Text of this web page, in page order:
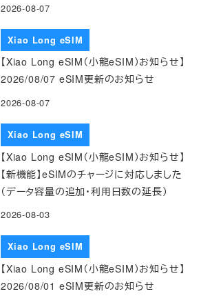
2026-08-07
Xiao Long eSIM
【Xiao Long eSIM（小龍eSIM）お知らせ】
2026/08/07 eSIM更新のお知らせ
2026-08-07
Xiao Long eSIM
【Xiao Long eSIM（小龍eSIM）お知らせ】
【新機能】eSIMのチャージに対応しました
（データ容量の追加・利用日数の延長）
2026-08-03
Xiao Long eSIM
【Xiao Long eSIM（小龍eSIM）お知らせ】
2026/08/01 eSIM更新のお知らせ